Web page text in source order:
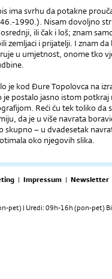
ima svrhu da potakne
1990.). Nisam dovoljno
ili čak i loš; znam
zemljaci i prijatelji. I znam
u umjetnost, onome tko
je kod Đure Topolovca na
je postalo jasno istom
Reći ću tek toliko da
da je u više navrata
skupno – u dvadesetak
oko njegovih slika.
| Impressum | Newsletter
pet) | Uredi: 09h-16h (pon-pet)